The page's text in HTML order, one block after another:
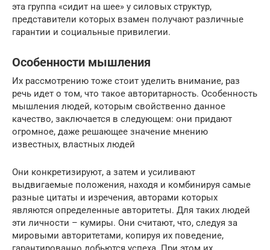
эта группа «сидит на шее» у силовых структур,
представители которых взамен получают различные
гарантии и социальные привилегии.
Особенности мышления
Их рассмотрению тоже стоит уделить внимание, раз
речь идет о том, что такое авторитарность. Особенность
мышления людей, которым свойственно данное
качество, заключается в следующем: они придают
огромное, даже решающее значение мнению
известных, властных людей
Они конкретизируют, а затем и усиливают
выдвигаемые положения, находя и комбинируя самые
разные цитаты и изречения, авторами которых
являются определенные авторитеты. Для таких людей
эти личности – кумиры. Они считают, что, следуя за
мировыми авторитетами, копируя их поведение,